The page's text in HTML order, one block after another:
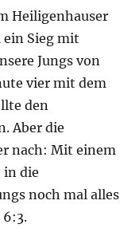
Heiligenhauser
ein Sieg mit
Jungs von
vier mit dem
den
Aber die
nach: Mit einem
in die
noch mal alles
6:3.